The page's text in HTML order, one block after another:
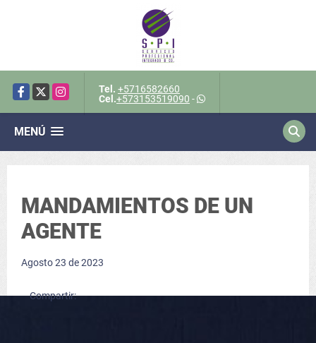
Facebook
X Instagram Tel. +5716582660
Cel.+573153519090 -
MENÚ
MANDAMIENTOS DE UN
AGENTE
Agosto 23 de 2023
Compartir: